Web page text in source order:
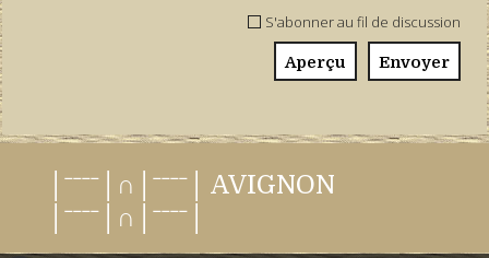
S'abonner au fil de discussion
│ˉˉˉˉ│∩│ˉˉˉˉ│ AVIGNON
│ˉˉˉˉ│∩│ˉˉˉˉ│